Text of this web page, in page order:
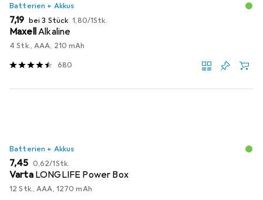
Batterien + Akkus
EUR
7,19 bei 3 Stück EUR
1,80/1Stk.
MaxellAlkaline
4 Stk., AAA, 210 mAh
680
Batterien + Akkus
EUR
7,45 EUR
0,62/1Stk.
Varta LONGLIFE Power Box
12 Stk., AAA, 1270 mAh